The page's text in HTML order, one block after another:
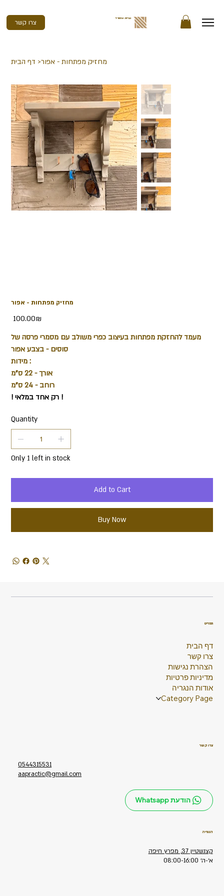
צרו קשר נגריית אדמירל
דף הבית >מחזיק מפתחות - אפור
מחזיק מפתחות - אפור
Price
‏100.00 ‏₪
מעמד להחזקת מפתחות בעיצוב כפרי משולב עם מסמרי פרסה של
סוסים - בצבע אפור
מידות :
אורך - 22 ס"מ
רוחב - 24 ס"מ
! רק אחד במלאי !
Quantity
Only 1 left in stock
Add to Cart
Buy Now
הנגריה
קצנשטיין 37, מפרץ חיפה
א׳-ה׳ 08:00-16:00
צרו קשר
0544315531
aapractic@gmail.com
הודעת Whatsapp
תפריט
דף הבית
צרו קשר
הצהרת נגישות
מדיניות פרטיות
אודות הנגריה
Category Page